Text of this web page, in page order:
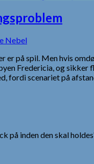
Nebel
er på spil. Men hvis
Fredericia, og
fordi scenariet på
på inden den skal